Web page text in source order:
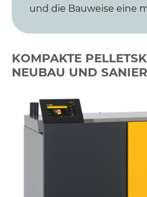
und die Bauweise eine
KOMPAKTE
NEUBAU UND